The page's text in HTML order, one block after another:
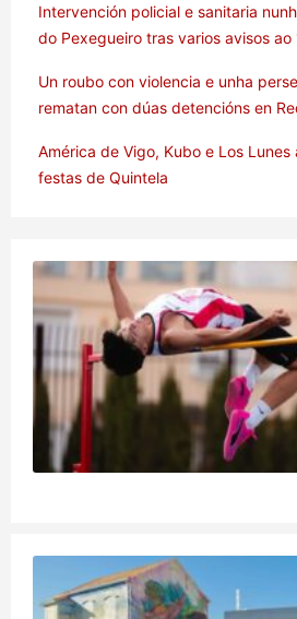
Intervención policial e sanitaria
do Pexegueiro tras varios avisos ao
Un roubo con violencia e unha
rematan con dúas detencións en
América de Vigo, Kubo e Los
festas de Quintela